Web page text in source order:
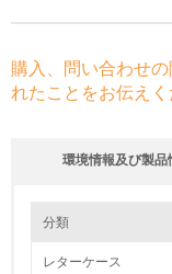
購入、問い合わせ
れたことをお伝えく
環境情報及び製品
1.環境取り組み
分類
レターケース